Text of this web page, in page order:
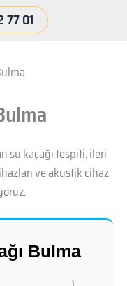
01
su kaçağı tespiti, ileri
ve akustik cihaz
Bulma